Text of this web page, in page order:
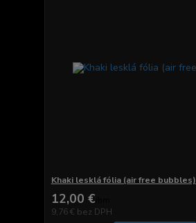
Khaki lesklá fólia (air free bubbles)
12,00 €
9,76 € bez DPH